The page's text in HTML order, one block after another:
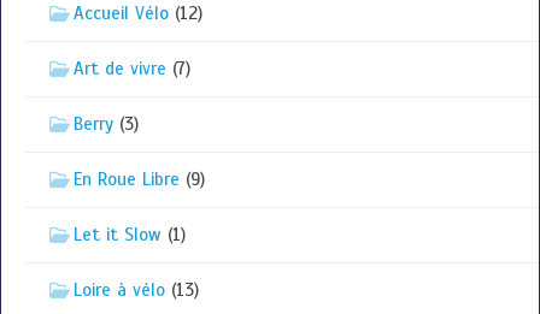
Accueil Vélo (12)
Art de vivre (7)
Berry (3)
En Roue Libre (9)
Let it Slow (1)
Loire à vélo (13)